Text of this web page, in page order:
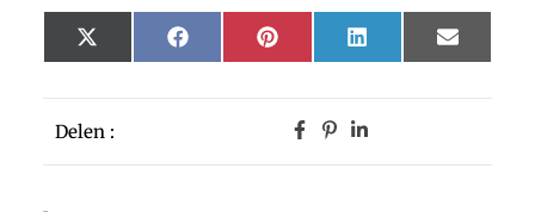
Delen :
X
(Twitter)
FacebookPinterestLinkedInEmail